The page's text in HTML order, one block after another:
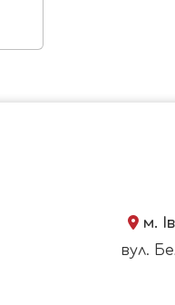
м.
вул.